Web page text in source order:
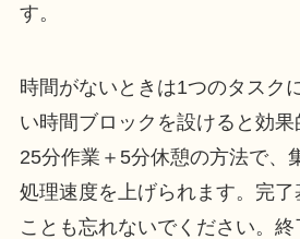
す。
時間がないときは1つのタスク
い時間ブロックを設けると効
25分作業＋5分休憩の方法で、
処理速度を上げられます。完
ことも忘れないでください。終